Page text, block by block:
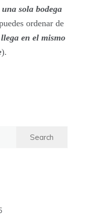
una sola bodega
ordenar de
en el mismo
).